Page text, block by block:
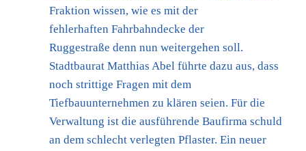
Fraktion wissen, wie es mit der
fehlerhaften Fahrbahndecke der
Ruggestraße denn nun weitergehen soll.
Stadtbaurat Matthias Abel führte dazu aus, dass
noch strittige Fragen mit dem
Tiefbauunternehmen zu klären seien. Für die
Verwaltung ist die ausführende Baufirma schuld
an dem schlecht verlegten Pflaster. Ein neuer